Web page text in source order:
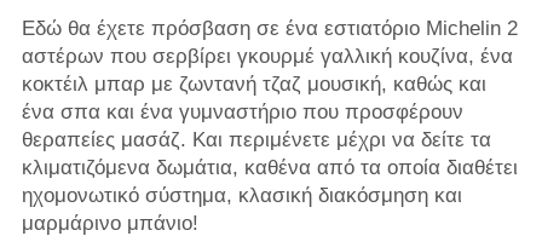
Εδώ θα έχετε πρόσβαση σε ένα εστιατόριο Michelin 2
αστέρων που σερβίρει γκουρμέ γαλλική κουζίνα, ένα
κοκτέιλ μπαρ με ζωντανή τζαζ μουσική, καθώς και
ένα σπα και ένα γυμναστήριο που προσφέρουν
θεραπείες μασάζ. Και περιμένετε μέχρι να δείτε τα
κλιματιζόμενα δωμάτια, καθένα από τα οποία διαθέτει
ηχομονωτικό σύστημα, κλασική διακόσμηση και
μαρμάρινο μπάνιο!